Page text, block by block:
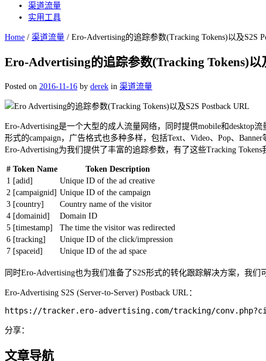
渠道流量
实用工具
Home / 渠道流量 / Ero-Advertising的追踪参数(Tracking Tokens)以及S2S
Ero-Advertising的追踪参数(Tracking Tokens)以
Posted on 2016-11-16 by derek in 渠道流量
Ero-Advertising是一个大型的成人流量网络，同时提供mobile和desktop
形式的campaign，广告格式也多种多样，包括Text、Video、Pop、
Ero-Advertising为我们提供了丰富的追踪参数，有了这些Tracking
# Token Name
Token Description
1 [adid]
Unique ID of the ad creative
2 [campaignid] Unique ID of the campaign
3 [country]
Country name of the visitor
4 [domainid]
Domain ID
5 [timestamp]
The time the visitor was redirected
6 [tracking]
Unique ID of the click/impression
7 [spaceid] Unique ID of the ad space
同时Ero-Advertising也为我们准备了S2S形式的转化跟踪解决方案，我
Ero-Advertising S2S (Server-to-Server) Postback URL：
https://tracker.ero-advertising.com/tracking/
分享：
文章导航